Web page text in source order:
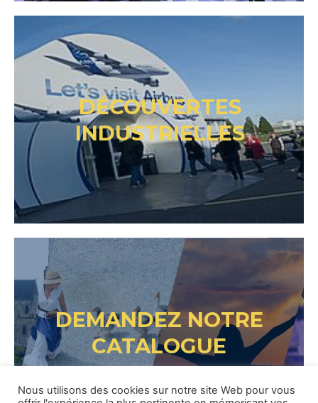
DÉCOUVERTES
INDUSTRIELLES
DEMANDEZ NOTRE
CATALOGUE
Nous utilisons des cookies sur notre site Web pour vous